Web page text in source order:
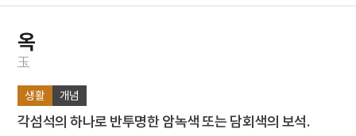
6 북조선임시인민위원회
10
1 황희
옥
玉
생활 개념
각섬석의 하나로 반투명한 암녹색 또는 담회색의 보석.